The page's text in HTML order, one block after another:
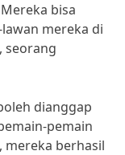
bisa
mereka di
seorang
dianggap
pemain
mereka berhasil